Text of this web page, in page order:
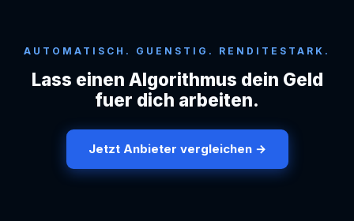
AUTOMATISCH. GUENSTIG. RENDITESTARK.
Lass einen Algorithmus dein Geld
fuer dich arbeiten.
Jetzt Anbieter vergleichen →